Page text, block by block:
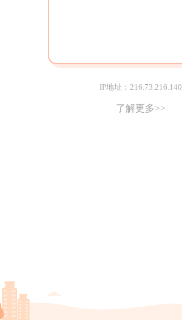
IP地址：216.73.216.140
了解更多>>